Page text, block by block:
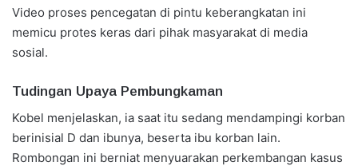
Video proses pencegatan di pintu keberangkatan ini
memicu protes keras dari pihak masyarakat di media
sosial.
Tudingan Upaya Pembungkaman
Kobel menjelaskan, ia saat itu sedang mendampingi korban
berinisial D dan ibunya, beserta ibu korban lain.
Rombongan ini berniat menyuarakan perkembangan kasus